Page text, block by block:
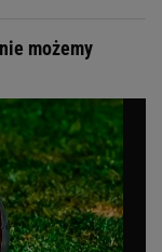
możemy